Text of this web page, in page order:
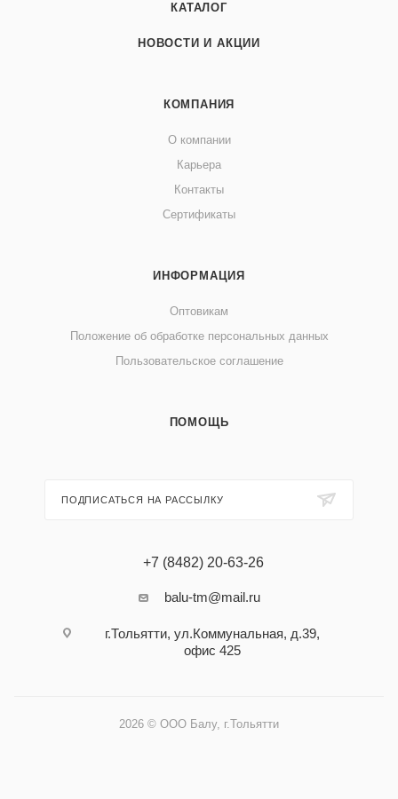
КАТАЛОГ
НОВОСТИ И АКЦИИ
КОМПАНИЯ
О компании
Карьера
Контакты
Сертификаты
ИНФОРМАЦИЯ
Оптовикам
Положение об обработке персональных данных
Пользовательское соглашение
ПОМОЩЬ
ПОДПИСАТЬСЯ НА РАССЫЛКУ
+7 (8482) 20-63-26
balu-tm@mail.ru
г.Тольятти, ул.Коммунальная, д.39,
офис 425
2026 © ООО Балу, г.Тольятти